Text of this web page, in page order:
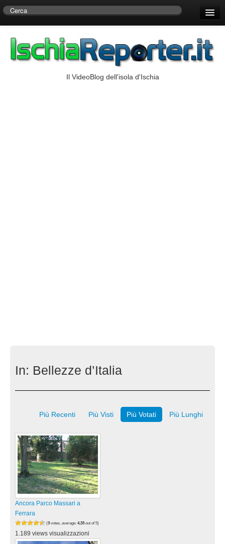
Centro di Ricerche Storiche D’Ambra
Il VideoBlog dell'isola d'Ischia
In: Bellezze d’Italia
Più Recenti Più Visti Più Votati Più Lunghi
Ancora Parco Massari a
Ferrara
(3 votes, average: 4,33 out of 5)
1.189 views visualizzazioni